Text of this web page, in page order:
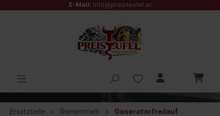
E-Mail: info@preisteufel.at
Ersatzteile Riementrieb Generatorfreilauf